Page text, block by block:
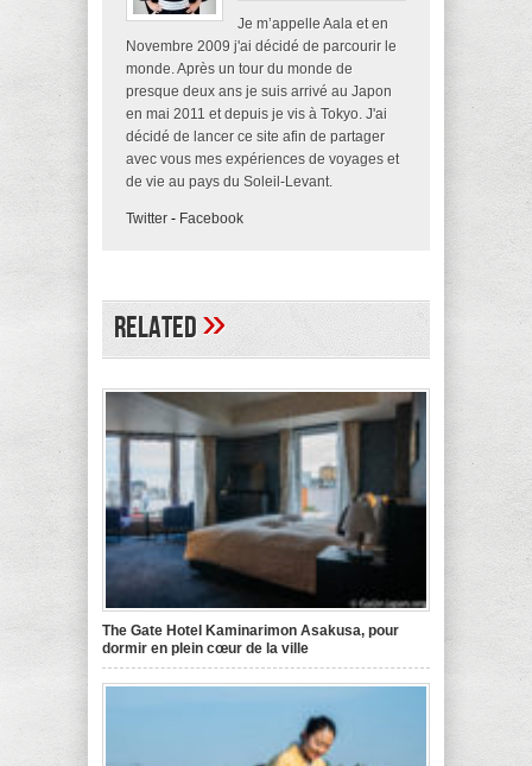
Je m’appelle Aala et en
Novembre 2009 j'ai décidé de parcourir le
monde. Après un tour du monde de
presque deux ans je suis arrivé au Japon
en mai 2011 et depuis je vis à Tokyo. J'ai
décidé de lancer ce site afin de partager
avec vous mes expériences de voyages et
de vie au pays du Soleil-Levant.
Twitter - Facebook
Related»
The Gate Hotel Kaminarimon Asakusa, pour
dormir en plein cœur de la ville